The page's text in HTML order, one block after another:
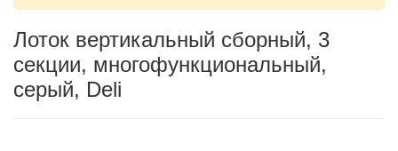
Лоток вертикальный сборный, 3
секции, многофункциональный,
серый, Deli